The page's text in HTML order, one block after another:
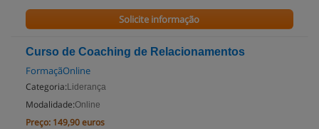
Solicite informação
Curso de Coaching de Relacionamentos
FormaçãOnline
Categoria: Liderança
Modalidade:Online
Preço: 149,90 euros